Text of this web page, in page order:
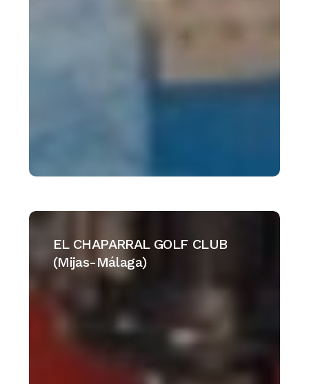
EL
CHAPARRAL
GOLF
CLUB
EL CHAPARRAL GOLF CLUB
(Mijas-Málaga)